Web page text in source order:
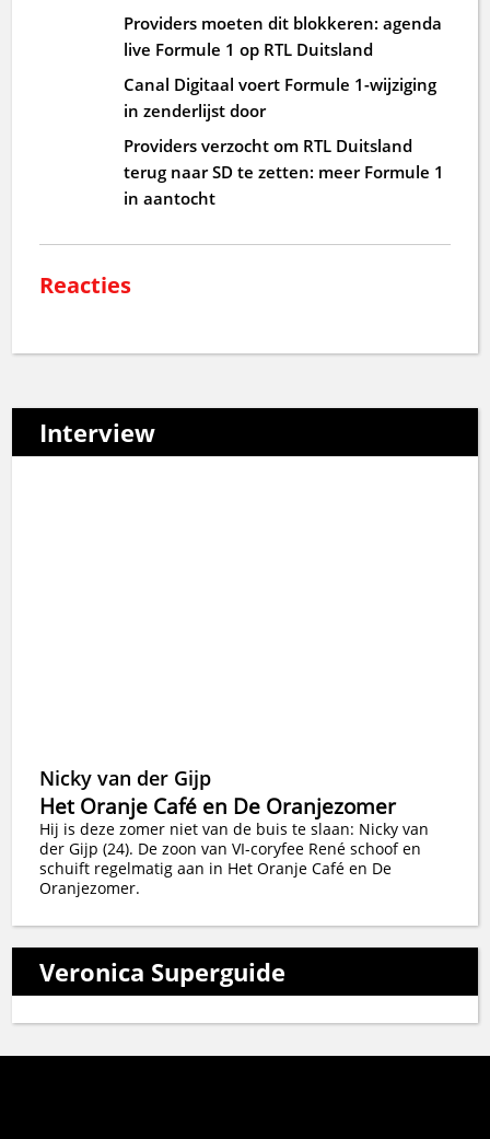
Providers moeten dit blokkeren: agenda
live Formule 1 op RTL Duitsland
Canal Digitaal voert Formule 1-wijziging
in zenderlijst door
Providers verzocht om RTL Duitsland
terug naar SD te zetten: meer Formule 1
in aantocht
Reacties
Interview
Nicky van der Gijp
Het Oranje Café en De Oranjezomer
Hij is deze zomer niet van de buis te slaan: Nicky van
der Gijp (24). De zoon van VI-coryfee René schoof en
schuift regelmatig aan in Het Oranje Café en De
Oranjezomer.
Veronica Superguide